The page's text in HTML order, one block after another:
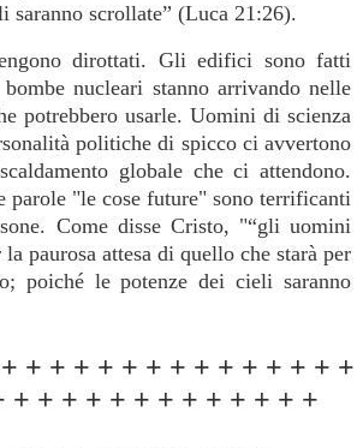
saranno scrollate” (Luca 21:26).
dirottati. Gli edifici sono fatti
nucleari stanno arrivando nelle
potrebbero usarle. Uomini di scienza
politiche di spicco ci avvertono
globale che ci attendono.
parole "le cose future" sono terrificanti
Come disse Cristo, "“gli uomini
paurosa attesa di quello che starà per
poiché le potenze dei cieli saranno
+ + + + + + + + + + + + + +
+ + + + + + + + + + + + +